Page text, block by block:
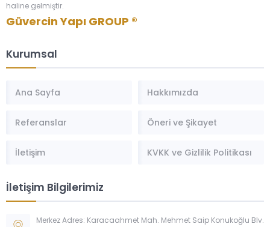
haline gelmiştir.
Güvercin Yapı GROUP ®
Kurumsal
Ana Sayfa Hakkımızda
Referanslar Öneri ve Şikayet
İletişim KVKK ve Gizlilik Politikası
İletişim Bilgilerimiz
Merkez Adres: Karacaahmet Mah. Mehmet Saip Konukoğlu Blv.